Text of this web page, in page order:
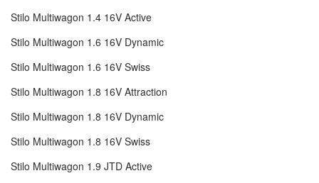
Stilo Multiwagon 1.4 16V Active
Stilo Multiwagon 1.6 16V Dynamic
Stilo Multiwagon 1.6 16V Swiss
Stilo Multiwagon 1.8 16V Attraction
Stilo Multiwagon 1.8 16V Dynamic
Stilo Multiwagon 1.8 16V Swiss
Stilo Multiwagon 1.9 JTD Active